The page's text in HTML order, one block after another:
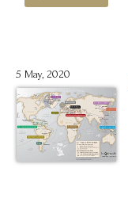
5 May, 2020